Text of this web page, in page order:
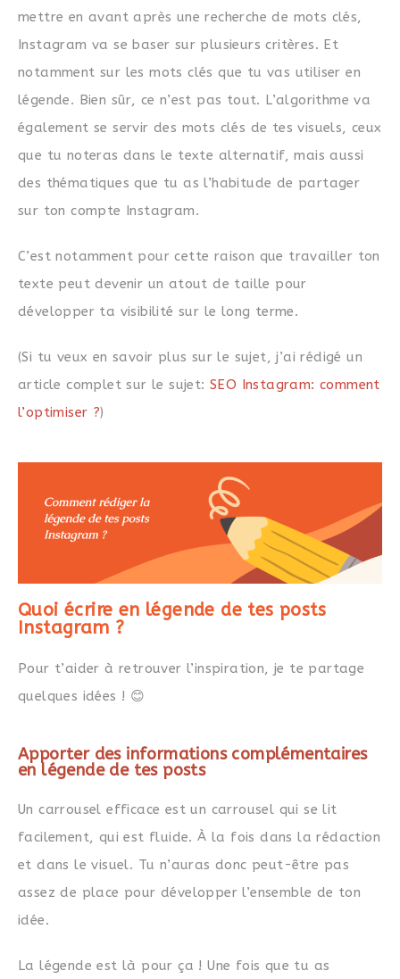
mettre en avant après une recherche de mots clés,
Instagram va se baser sur plusieurs critères. Et
notamment sur les mots clés que tu vas utiliser en
légende. Bien sûr, ce n’est pas tout. L’algorithme va
également se servir des mots clés de tes visuels, ceux
que tu noteras dans le texte alternatif, mais aussi
des thématiques que tu as l’habitude de partager
sur ton compte Instagram.
C’est notamment pour cette raison que travailler ton
texte peut devenir un atout de taille pour
développer ta visibilité sur le long terme.
(Si tu veux en savoir plus sur le sujet, j’ai rédigé un
article complet sur le sujet: SEO Instagram: comment
l’optimiser ?)
Quoi écrire en légende de tes posts
Instagram ?
Pour t’aider à retrouver l’inspiration, je te partage
quelques idées ! 😊
Apporter des informations complémentaires
en légende de tes posts
Un carrousel efficace est un carrousel qui se lit
facilement, qui est fluide. À la fois dans la rédaction
et dans le visuel. Tu n’auras donc peut-être pas
assez de place pour développer l’ensemble de ton
idée.
La légende est là pour ça ! Une fois que tu as